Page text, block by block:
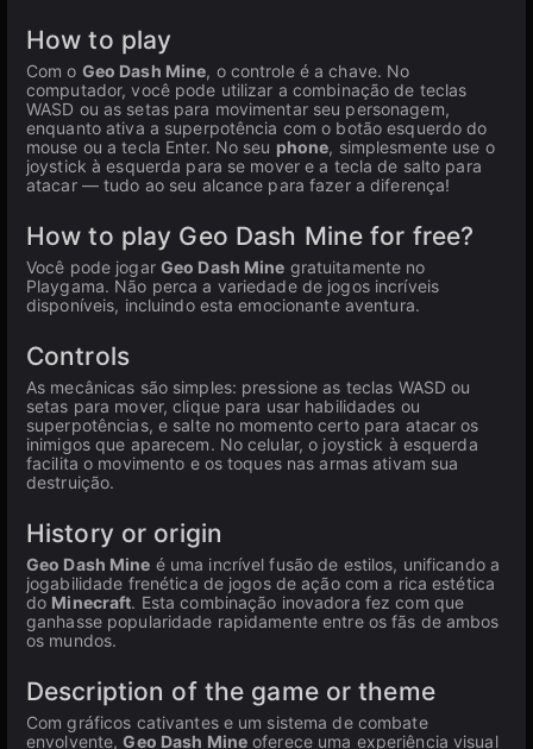
How to play
Com o Geo Dash Mine, o controle é a chave. No
computador, você pode utilizar a combinação de teclas
WASD ou as setas para movimentar seu personagem,
enquanto ativa a superpotência com o botão esquerdo do
mouse ou a tecla Enter. No seu phone, simplesmente use o
joystick à esquerda para se mover e a tecla de salto para
atacar — tudo ao seu alcance para fazer a diferença!
How to play Geo Dash Mine for free?
Você pode jogar Geo Dash Mine gratuitamente no
Playgama. Não perca a variedade de jogos incríveis
disponíveis, incluindo esta emocionante aventura.
Controls
As mecânicas são simples: pressione as teclas WASD ou
setas para mover, clique para usar habilidades ou
superpotências, e salte no momento certo para atacar os
inimigos que aparecem. No celular, o joystick à esquerda
facilita o movimento e os toques nas armas ativam sua
destruição.
History or origin
Geo Dash Mine é uma incrível fusão de estilos, unificando a
jogabilidade frenética de jogos de ação com a rica estética
do Minecraft. Esta combinação inovadora fez com que
ganhasse popularidade rapidamente entre os fãs de ambos
os mundos.
Description of the game or theme
Com gráficos cativantes e um sistema de combate
envolvente,Geo Dash Mine oferece uma experiência visual